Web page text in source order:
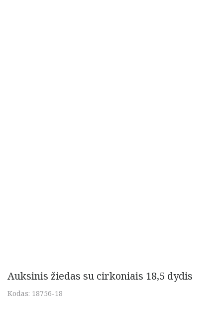
Auksinis žiedas su cirkoniais 18,5 dydis
Kodas: 18756-18